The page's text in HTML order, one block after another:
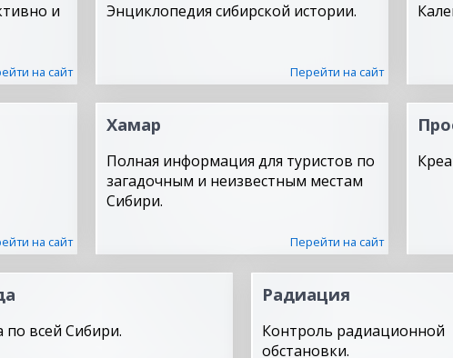
и
на сайт
Энциклопедия сибирской истории.
Перейти на сайт
на сайт
Хамар
Полная информация для туристов по
загадочным и неизвестным местам
Сибири.
Перейти на сайт
по всей Сибири.
Радиация
Контроль радиационной
обстановки.